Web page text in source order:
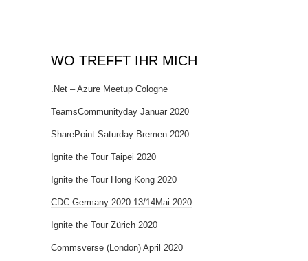
WO TREFFT IHR MICH
.Net – Azure Meetup Cologne
TeamsCommunityday Januar 2020
SharePoint Saturday Bremen 2020
Ignite the Tour Taipei 2020
Ignite the Tour Hong Kong 2020
CDC Germany 2020 13/14Mai 2020
Ignite the Tour Zürich 2020
Commsverse (London) April 2020